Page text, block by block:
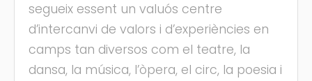
segueix essent un valuós centre
d’intercanvi de valors i d’experiències en
camps tan diversos com el teatre, la
dansa, la música, l’òpera, el circ, la poesia i